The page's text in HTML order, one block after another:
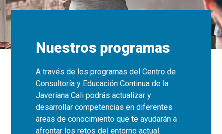
Nuestros programas
A través de los programas del Centro de
Consultoría y Educación Continua de la
Javeriana Cali podrás actualizar y
desarrollar competencias en diferentes
áreas de conocimiento que te ayudarán a
afrontar los retos del entorno actual.